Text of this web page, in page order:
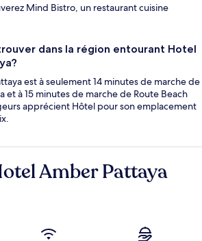
Mind Bistro, un restaurant cuisine
dans la région entourant Hotel
est à seulement 14 minutes de marche de
et à 15 minutes de marche de Route Beach
apprécient Hôtel pour son emplacement
Amber Pattaya